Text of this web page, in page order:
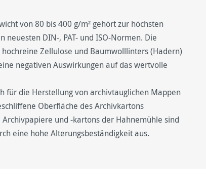
von 80 bis 400 g/m² gehört zur höchsten
DIN-, PAT- und ISO-Normen. Die
Zellulose und Baumwolllinters (Hadern)
negativen Auswirkungen auf das wertvolle
für die Herstellung von archivtauglichen Mappen
Oberfläche des Archivkartons
und -kartons der Hahnemühle sind
eine hohe Alterungsbeständigkeit aus.